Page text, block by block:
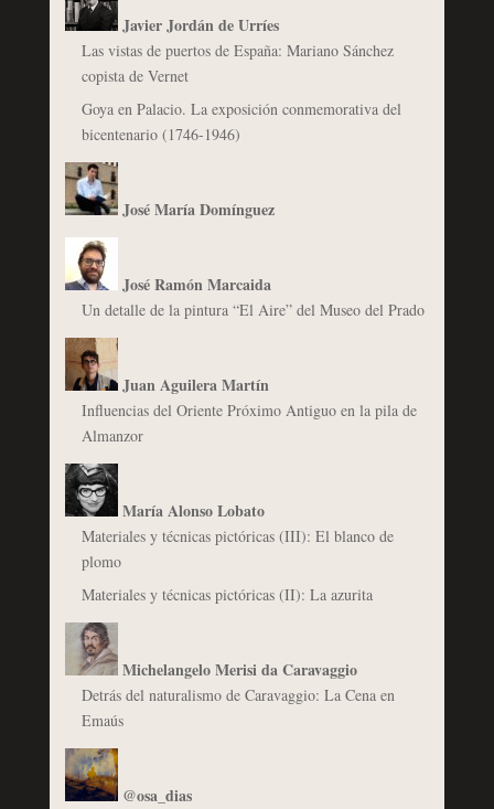
Javier Jordán de Urríes
Las vistas de puertos de España: Mariano Sánchez
copista de Vernet
Goya en Palacio. La exposición conmemorativa del
bicentenario (1746-1946)
José María Domínguez
José Ramón Marcaida
Un detalle de la pintura “El Aire” del Museo del Prado
Juan Aguilera Martín
Influencias del Oriente Próximo Antiguo en la pila de
Almanzor
María Alonso Lobato
Materiales y técnicas pictóricas (III): El blanco de
plomo
Materiales y técnicas pictóricas (II): La azurita
Michelangelo Merisi da Caravaggio
Detrás del naturalismo de Caravaggio: La Cena en
Emaús
@osa_dias